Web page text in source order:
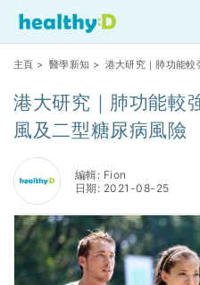
主頁 > 醫學新知 > 港大研究｜肺功能較強可減輕患冠心病、中風及二型糖尿病風
港大研究｜肺功能較
風及二型糖尿病風險
編輯: Fion
日期: 2021-08-25